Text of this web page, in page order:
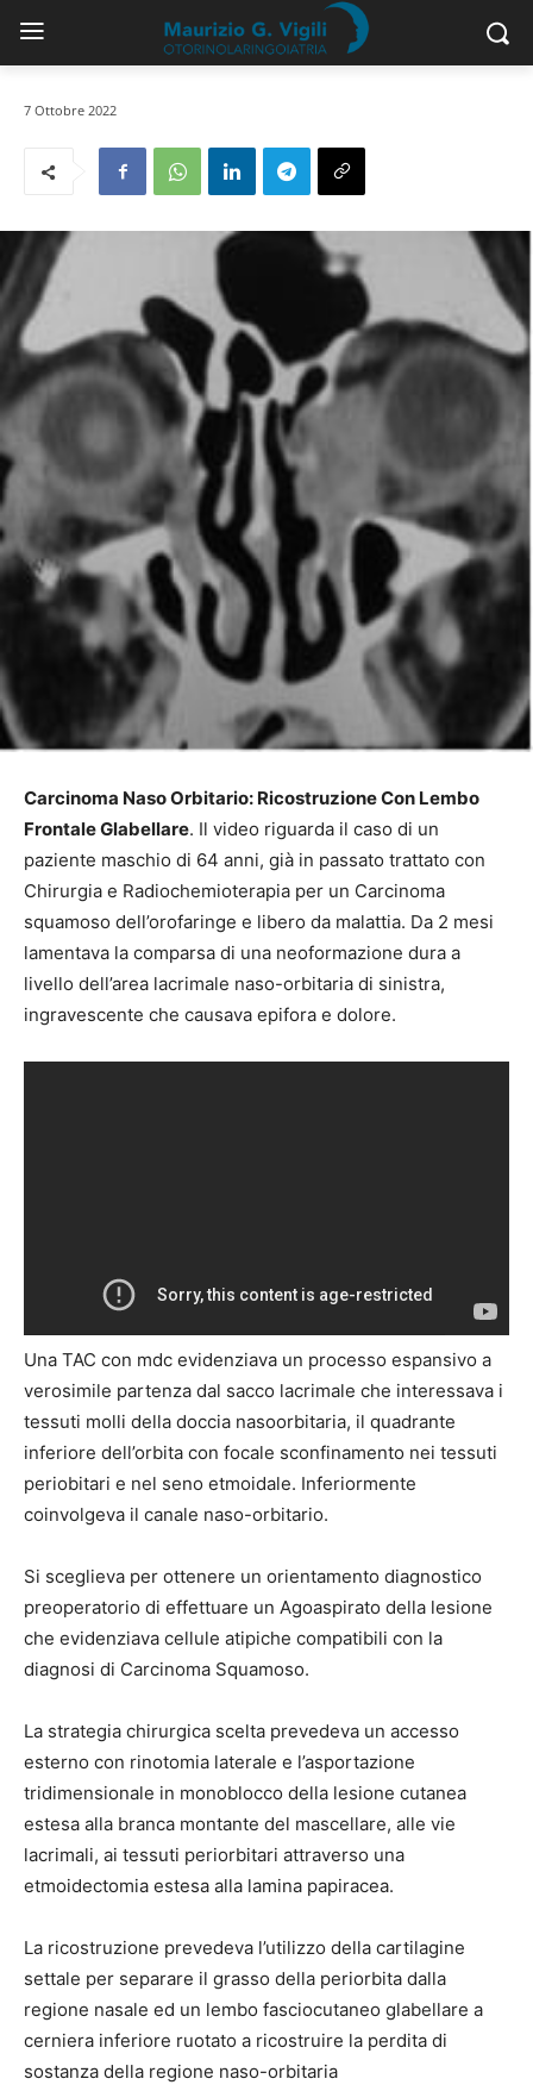
7 Ottobre 2022
Carcinoma Naso Orbitario: Ricostruzione Con Lembo
Frontale Glabellare. Il video riguarda il caso di un
paziente maschio di 64 anni, già in passato trattato con
Chirurgia e Radiochemioterapia per un Carcinoma
squamoso dell’orofaringe e libero da malattia. Da 2 mesi
lamentava la comparsa di una neoformazione dura a
livello dell’area lacrimale naso-orbitaria di sinistra,
ingravescente che causava epifora e dolore.
Una TAC con mdc evidenziava un processo espansivo a
verosimile partenza dal sacco lacrimale che interessava i
tessuti molli della doccia nasoorbitaria, il quadrante
inferiore dell’orbita con focale sconfinamento nei tessuti
periobitari e nel seno etmoidale. Inferiormente
coinvolgeva il canale naso-orbitario.
Si sceglieva per ottenere un orientamento diagnostico
preoperatorio di effettuare un Agoaspirato della lesione
che evidenziava cellule atipiche compatibili con la
diagnosi di Carcinoma Squamoso.
La strategia chirurgica scelta prevedeva un accesso
esterno con rinotomia laterale e l’asportazione
tridimensionale in monoblocco della lesione cutanea
estesa alla branca montante del mascellare, alle vie
lacrimali, ai tessuti periorbitari attraverso una
etmoidectomia estesa alla lamina papiracea.
La ricostruzione prevedeva l’utilizzo della cartilagine
settale per separare il grasso della periorbita dalla
regione nasale ed un lembo fasciocutaneo glabellare a
cerniera inferiore ruotato a ricostruire la perdita di
sostanza della regione naso-orbitaria